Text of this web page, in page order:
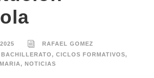
RAFAEL GOMEZ
BACHILLERATO, CICLOS FORMATIVOS,
, NOTICIAS